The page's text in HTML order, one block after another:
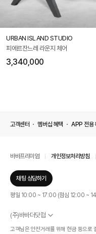
URBAN ISLAND STUDIO
피에르잔느레 라운지 체어
3,340,000
고객센터 멤버십 혜택 APP 전용
바바프리미엄 개인정보처리방침
채팅 상담하기
평일 10:00 ~ 17:00 (점심 12:00 ~
(주)바바더닷컴
서울특별시 서초구 신반포로 339, 논
고객님은 안전거래를 위해 현금 등으로